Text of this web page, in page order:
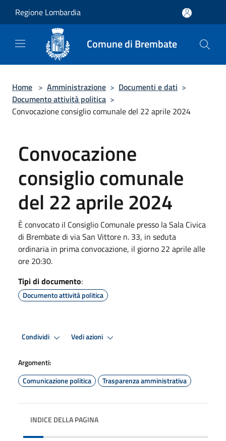
Regione Lombardia
Comune di Brembate
Home > Amministrazione > Documenti e dati >
Documento attività politica >
Convocazione consiglio comunale del 22 aprile 2024
Convocazione
consiglio comunale
del 22 aprile 2024
È convocato il Consiglio Comunale presso la Sala Civica
di Brembate di via San Vittore n. 33, in seduta
ordinaria in prima convocazione, il giorno 22 aprile alle
ore 20:30.
Tipi di documento:
Documento attività politica
Condividi Vedi azioni
Argomenti:
Comunicazione politica
Trasparenza amministrativa
INDICE DELLA PAGINA